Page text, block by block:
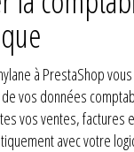
à PrestaShop
de vos données
vos ventes, factures
avec votre